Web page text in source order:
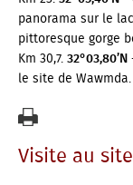
panorama sur le
pittoresque gorge
Km 30,7.
le site de Wawmda.
Visite au